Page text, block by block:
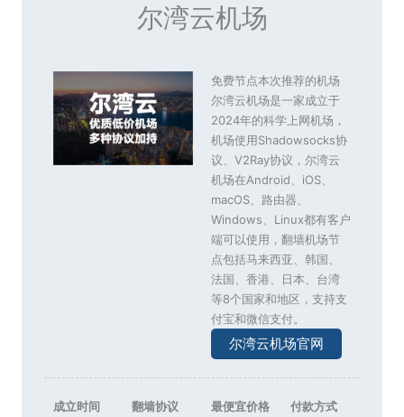
尔湾云机场
免费节点本次推荐的机场
尔湾云机场是一家成立于
2024年的科学上网机场，
机场使用Shadowsocks协
议、V2Ray协议，尔湾云
机场在Android、iOS、
macOS、路由器、
Windows、Linux都有客户
端可以使用，翻墙机场节
点包括马来西亚、韩国、
法国、香港、日本、台湾
等8个国家和地区，支持支
付宝和微信支付。
尔湾云机场官网
成立时间
翻墙协议
最便宜价格
付款方式